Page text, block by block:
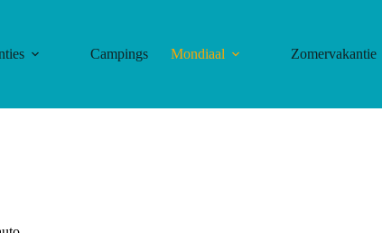
Campings Mondiaal Zomervakantie